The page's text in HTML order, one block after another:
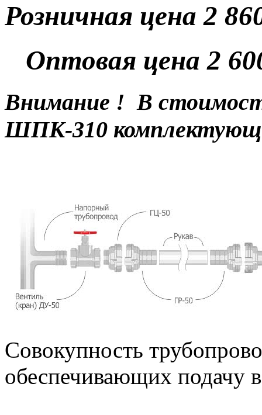
Розничная цена 2
Оптовая цена 2
Внимание ! В
ШПК-310
Совокупность
обеспечивающих подачу